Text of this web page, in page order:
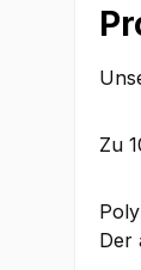
Zu
Der